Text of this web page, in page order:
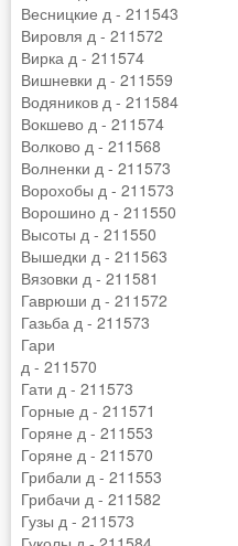
Весницкие д - 211543
Вировля д - 211572
Вирка д - 211574
Вишневки д - 211559
Водяников д - 211584
Вокшево д - 211574
Волково д - 211568
Волненки д - 211573
Ворохобы д - 211573
Ворошино д - 211550
Высоты д - 211550
Вышедки д - 211563
Вязовки д - 211581
Гаврюши д - 211572
Газьба д - 211573
Гари
д - 211570
Гати д - 211573
Горные д - 211571
Горяне д - 211553
Горяне д - 211570
Грибали д - 211553
Грибачи д - 211582
Гузы д - 211573